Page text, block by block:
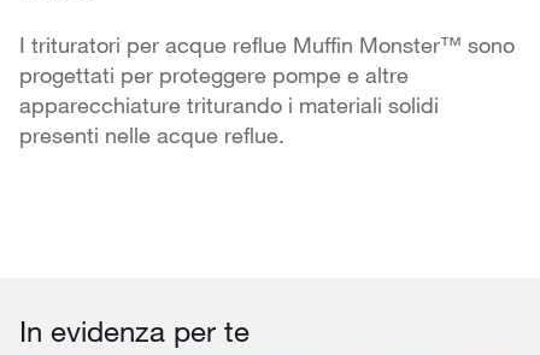
I trituratori per acque reflue Muffin Monster™ sono
progettati per proteggere pompe e altre
apparecchiature triturando i materiali solidi
presenti nelle acque reflue.
In evidenza per te